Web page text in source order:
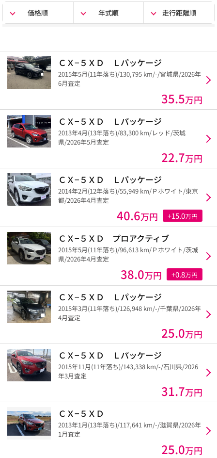
価格順 年式順 走行距離順
ＣＸ−５ＸＤ Ｌパッケージ
2015年5月(11年落ち)/130,795 km/-/宮城県/2026年
6月査定
35.5万円
ＣＸ−５ＸＤ Ｌパッケージ
2013年4月(13年落ち)/83,300 km/レッド/茨城
県/2026年5月査定
22.7万円
ＣＸ−５ＸＤ Ｌパッケージ
2014年2月(12年落ち)/55,949 km/Ｐホワイト/東京
都/2026年4月査定
40.6万円 +15.0万円
ＣＸ−５ＸＤ プロアクティブ
2015年5月(11年落ち)/96,613 km/Ｐホワイト/茨城
県/2026年4月査定
38.0万円 +0.8万円
ＣＸ−５ＸＤ Ｌパッケージ
2015年3月(11年落ち)/126,948 km/-/千葉県/2026年
4月査定
25.0万円
ＣＸ−５ＸＤ Ｌパッケージ
2015年11月(11年落ち)/143,338 km/-/石川県/2026
年3月査定
31.7万円
ＣＸ−５ＸＤ
2013年1月(13年落ち)/117,641 km/-/滋賀県/2026年
1月査定
25.0万円